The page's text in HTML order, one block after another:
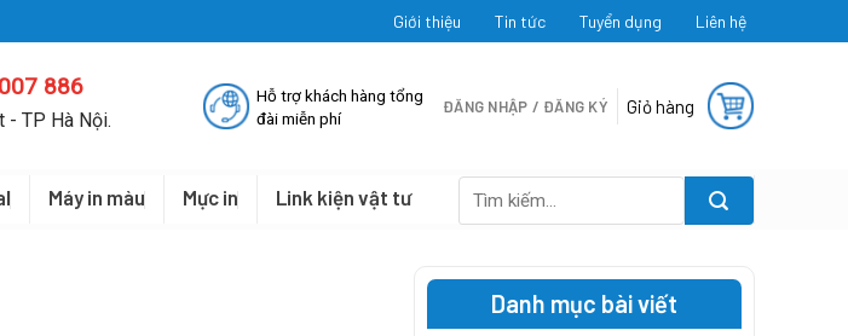
Giới thiệu Tin tức Tuyển dụng Liên hệ
886
- TP Hà Nội.
Hỗ trợ khách hàng tổng
đài miễn phí
ĐĂNG NHẬP / ĐĂNG KÝ Giỏ hàng
Máy in màu Mực in Link kiện vật tư Tìm
Danh mục bài viết